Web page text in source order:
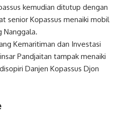
kemudian ditutup dengan
senior Kopassus menaiki mobil
Nanggala.
Kemaritiman dan Investasi
Pandjaitan tampak menaiki
Danjen Kopassus Djon